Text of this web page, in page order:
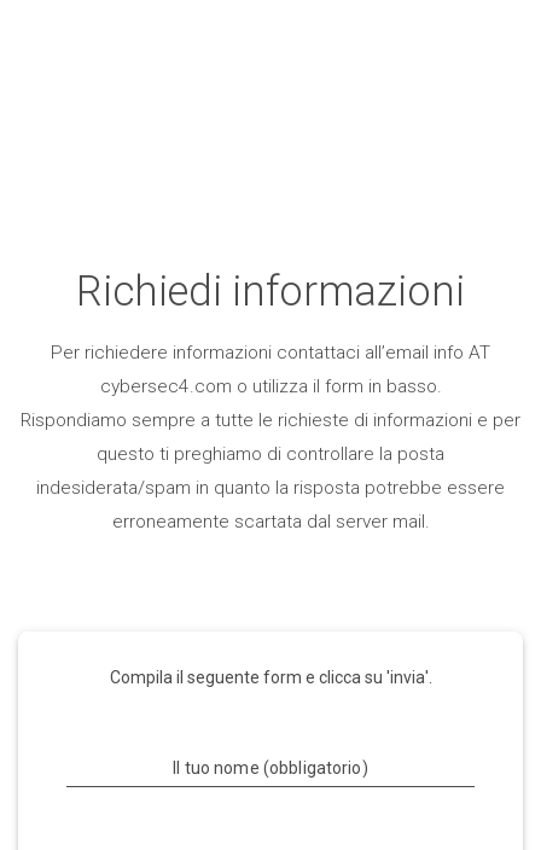
Richiedi informazioni
Per richiedere informazioni contattaci all’email info AT
cybersec4.com o utilizza il form in basso.
Rispondiamo sempre a tutte le richieste di informazioni e per
questo ti preghiamo di controllare la posta
indesiderata/spam in quanto la risposta potrebbe essere
erroneamente scartata dal server mail.
Compila il seguente form e clicca su 'invia'.
Il tuo nome (obbligatorio)